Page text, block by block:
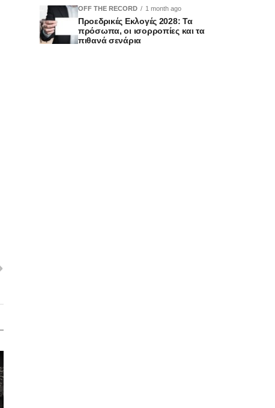
OFF THE RECORD 1 month ago
Προεδρικές Εκλογές 2028: Τα
πρόσωπα, οι ισορροπίες και τα
πιθανά σενάρια